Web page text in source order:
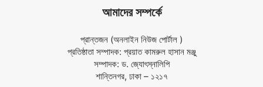
আমাদের সম্পর্কে
প্রান্তজন (অনলাইন নিউজ পোর্টাল )
প্রতিষ্ঠাতা সম্পাদক: প্রয়াত কামরুল হাসান মঞ্জু
সম্পাদক: ড. জ্যোৎস্নালিপি
শান্তিনগর, ঢাকা – ১২১৭